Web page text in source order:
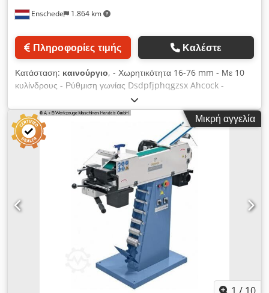
Enschede 1.864 km
Πληροφορίες τιμής Καλέστε
Κατάσταση: καινούργιο, - Χωρητικότητα 16-76 mm - Με 10
κυλίνδρους - Ρύθμιση γωνίας Dsdpfjphqgzsx Ahcock -
Μικρή αγγελία